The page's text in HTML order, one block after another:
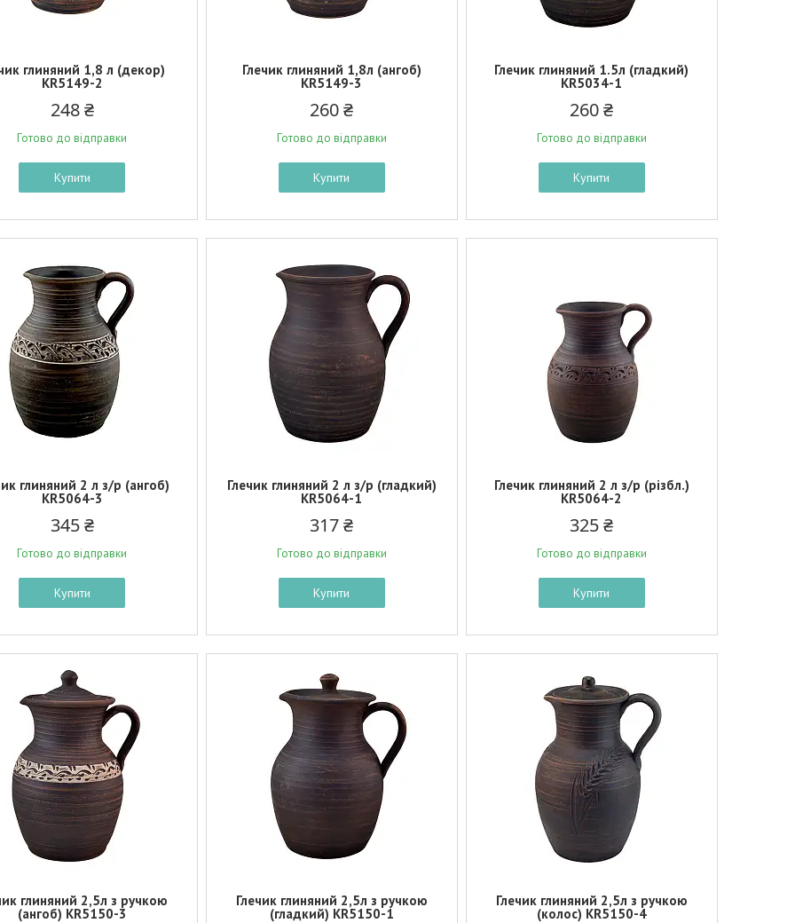
глиняний 1,8 л (декор)
KR5149-2
248 ₴
Готово до відправки
Купити
Глечик глиняний 1,8л (ангоб)
KR5149-3
260 ₴
Готово до відправки
Купити
Глечик глиняний 1.5л (гладкий)
KR5034-1
260 ₴
Готово до відправки
Купити
глиняний 2 л з/р (ангоб)
KR5064-3
345 ₴
Готово до відправки
Купити
Глечик глиняний 2 л з/р (гладкий)
KR5064-1
317 ₴
Готово до відправки
Купити
Глечик глиняний 2 л з/р (різбл.)
KR5064-2
325 ₴
Готово до відправки
Купити
глиняний 2,5л з ручкою
(ангоб) KR5150-3
Глечик глиняний 2,5л з ручкою
(гладкий) KR5150-1
Глечик глиняний 2,5л з ручкою
(колос) KR5150-4